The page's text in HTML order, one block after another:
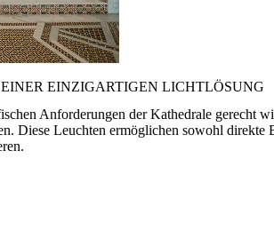
EINZIGARTIGEN LICHTLÖSUNG
Anforderungen der Kathedrale gerecht
Diese Leuchten ermöglichen sowohl